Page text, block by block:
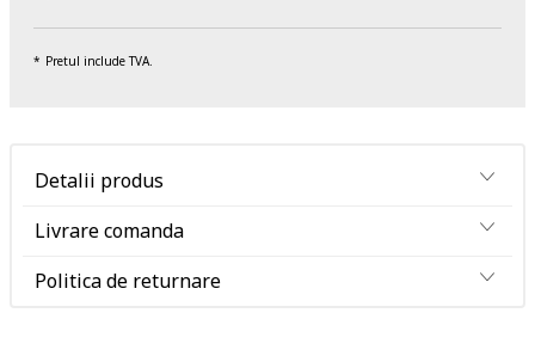
Pretul include TVA.
Detalii produs
Livrare comanda
Politica de returnare